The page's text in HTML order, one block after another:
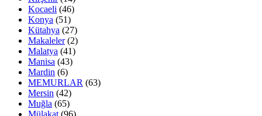
Kocaeli (46)
Konya (51)
Kütahya (27)
Makaleler(2)
Malatya (41)
Manisa (43)
Mardin (6)
MEMURLAR (63)
Mersin (42)
Muğla (65)
Mülakat (96)